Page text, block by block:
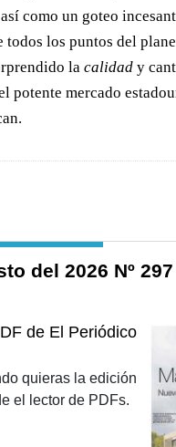
como un goteo
todos los puntos del
la calidad y
potente mercado
del 2026 Nº 297
de El Periódico
quieras la edición
el lector de PDFs.